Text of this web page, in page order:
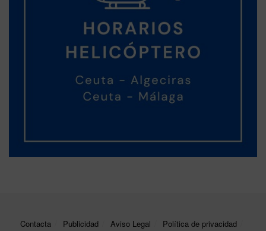
Contacta Publicidad Aviso Legal Política de privacidad